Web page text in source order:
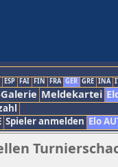
ESP FAI FIN FRA GER GRE INA
Meldekartei
Spieler anmelden Elo